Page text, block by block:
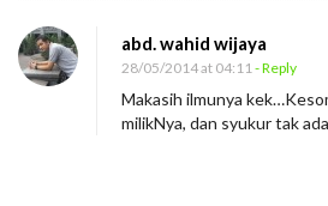
abd. wahid wijaya
28/05/2014 at 04:11 - Reply
Makasih ilmunya
milikNya, dan syukur tak